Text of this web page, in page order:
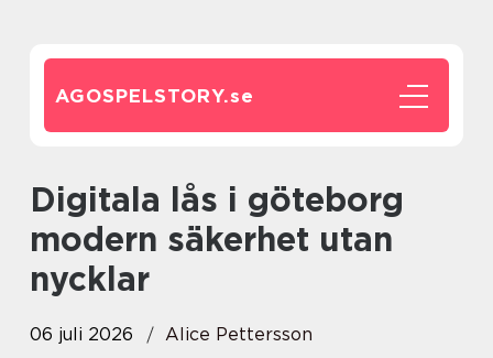
AGOSPELSTORY.se
Digitala lås i göteborg
modern säkerhet utan
nycklar
06 juli 2026
Alice Pettersson